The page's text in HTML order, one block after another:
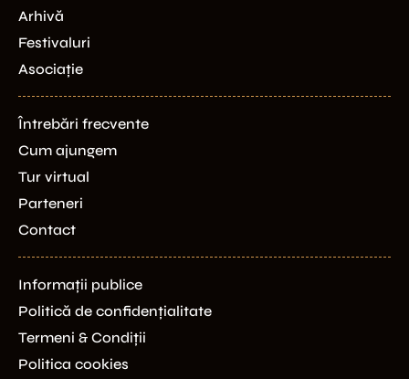
Arhivă
Festivaluri
Asociație
Întrebări frecvente
Cum ajungem
Tur virtual
Parteneri
Contact
Informații publice
Politică de confidențialitate
Termeni & Condiții
Politica cookies